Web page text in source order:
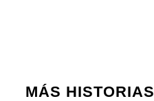
MÁS HISTORIAS